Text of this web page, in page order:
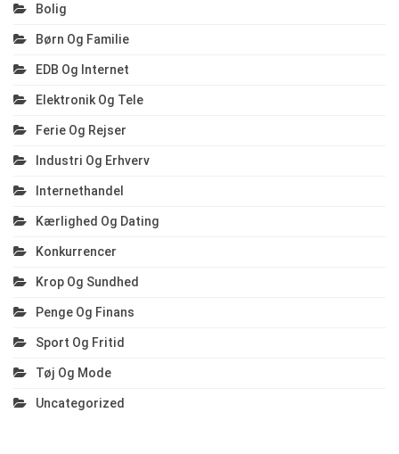
Bolig
Børn Og Familie
EDB Og Internet
Elektronik Og Tele
Ferie Og Rejser
Industri Og Erhverv
Internethandel
Kærlighed Og Dating
Konkurrencer
Krop Og Sundhed
Penge Og Finans
Sport Og Fritid
Tøj Og Mode
Uncategorized